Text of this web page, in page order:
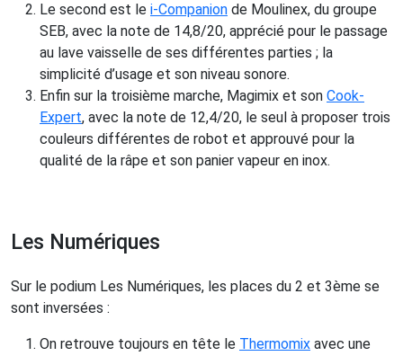
Le second est le i-Companion de Moulinex, du groupe
SEB, avec la note de 14,8/20, apprécié pour le passage
au lave vaisselle de ses différentes parties ; la
simplicité d’usage et son niveau sonore.
Enfin sur la troisième marche, Magimix et son Cook-
Expert, avec la note de 12,4/20, le seul à proposer trois
couleurs différentes de robot et approuvé pour la
qualité de la râpe et son panier vapeur en inox.
Les Numériques
Sur le podium Les Numériques, les places du 2 et 3ème se
sont inversées :
On retrouve toujours en tête le Thermomix avec une